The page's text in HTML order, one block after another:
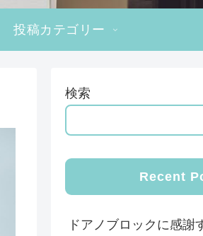
投稿カテゴリー
検索
Recent
ドアノブロックに感謝